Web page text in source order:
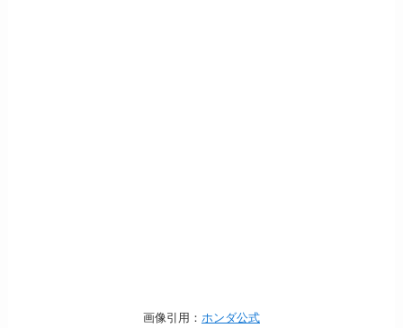
画像引用： ホンダ公式